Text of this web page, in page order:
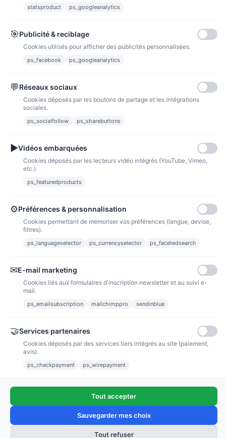
Ajouter au panier
Paiements sécurisés via paypal et paypal 4 fois sans frais
Fidélité
bons de réductions.
Liens utiles
Notre société
Newsletter
statsproduct ps_googleanalytics
🎯Publicité & reciblage
Cookies utilisés pour afficher des publicités personnalisées.
ps_facebook ps_googleanalytics
💬Réseaux sociaux
Cookies déposés par les boutons de partage et les intégrations
sociales.
ps_socialfollow ps_sharebuttons
▶Vidéos embarquées
Cookies déposés par les lecteurs vidéo intégrés (YouTube, Vimeo,
etc.).
ps_featuredproducts
⚙Préférences & personnalisation
Cookies permettant de mémoriser vos préférences (langue, devise,
filtres).
ps_languageselector ps_currencyselector ps_facetedsearch
✉E-mail marketing
Cookies liés aux formulaires d'inscription newsletter et au suivi e-
mail.
ps_emailsubscription mailchimppro sendinblue
🤝Services partenaires
Cookies déposés par des services tiers intégrés au site (paiement,
avis).
ps_checkpayment ps_wirepayment
Tout accepter
Sauvegarder mes choix
Tout refuser